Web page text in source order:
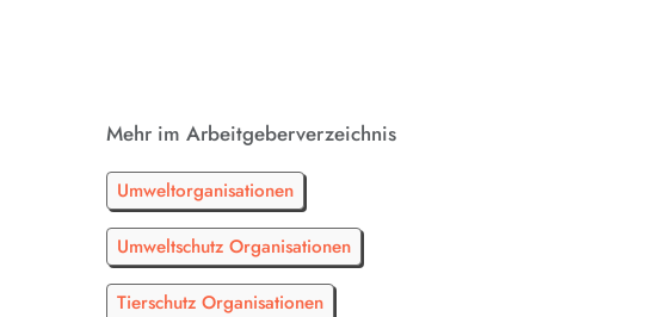
Mehr im Arbeitgeberverzeichnis
Umweltorganisationen
Umweltschutz Organisationen
Tierschutz Organisationen